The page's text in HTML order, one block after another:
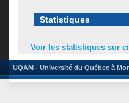
Statistiques
Voir les statistiques sur
UQAM - Université du Québec à